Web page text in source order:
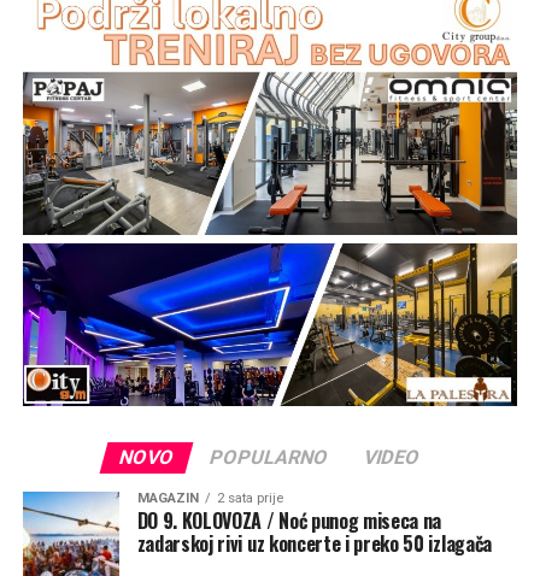
Strijelac (23.11.-21.12.) – Dnevni horoskop za
06.08.2026.
LJUBAV: Dvojit ćete oko toga koliko trebate popustiti i
tu nećete nalaziti pravu mjeru. Sjetite se svojih ciljeva i
što je to čemu težite.
KARIJERA: Mogli biste se ponašati po onoj neka sve ide
kako ide, odnosno neka sve nosi voda. Podignite branu
na vrijeme.
ZDRAVLJE&SAVJET: Ne pretjerujte s kolačima.
Jarac (22.12.-20.01.) – Dnevni horoskop za 06.08.2026.
LJUBAV: Osjećat ćete se pomalo otupjeli i neće vam se
dati ništa posebno poduzimati po pitanju ljubavnih
KARIJERA: Na dnevnom redu će se naći vrlo raznolike
teme koje ne trpe odgodu. Vi ćete sve to morati početi
rješavati.
ZDRAVLJE&SAVJET: Budite dosljedni.
NOVO POPULARNO VIDEO
MAGAZIN 2 sata prije
DO 9. KOLOVOZA / Noć punog miseca na
zadarskoj rivi uz koncerte i preko 50 izlagača